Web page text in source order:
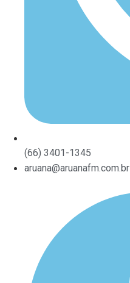
(66) 3401-1345
aruana@aruanafm.com.br